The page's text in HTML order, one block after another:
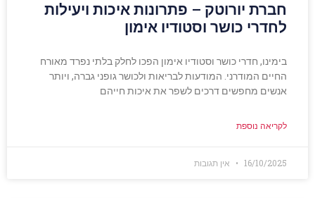
חברת יורוטק – פתרונות איכות ויעילות
לחדרי כושר וסטודיו אימון
בימינו, חדרי כושר וסטודיו אימון הפכו לחלק בלתי נפרד מאורח
החיים המודרני. המודעות לבריאות ולכושר גופני גברה, ויותר
אנשים מחפשים דרכים לשפר את איכות חייהם
לקריאה נוספת
16/10/2025 אין תגובות